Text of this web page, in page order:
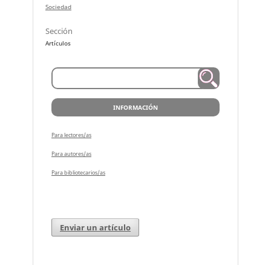
Sociedad
Sección
Artículos
INFORMACIÓN
Para lectores/as
Para autores/as
Para bibliotecarios/as
Enviar un artículo